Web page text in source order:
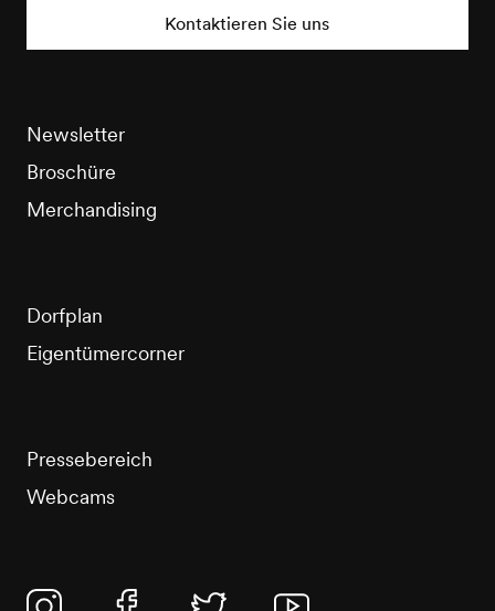
Kontaktieren Sie uns
Newsletter
Broschüre
Merchandising
Dorfplan
Eigentümercorner
Pressebereich
Webcams